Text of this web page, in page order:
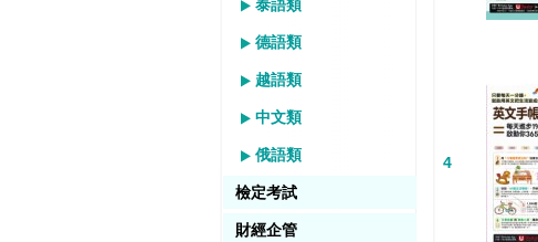
泰語類
德語類
越語類
中文類
俄語類
檢定考試
財經企管
4